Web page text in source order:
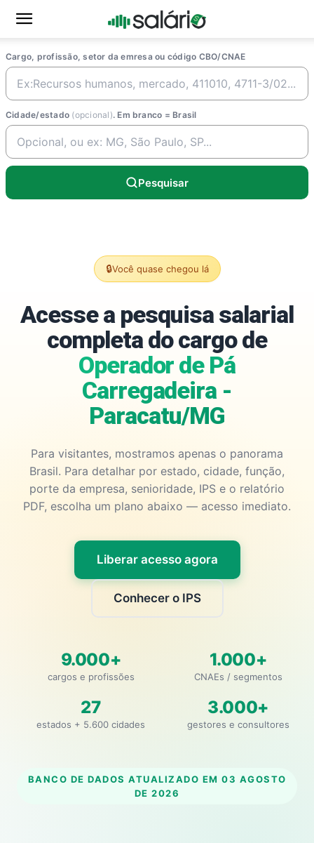
Cargo, profissão, setor da emresa ou código CBO/CNAE
Cidade/estado (opcional). Em branco = Brasil
Pesquisar
🔒Você quase chegou lá
Acesse a pesquisa salarial
completa do cargo de
Operador de Pá
Carregadeira -
Paracatu/MG
Para visitantes, mostramos apenas o panorama
Brasil. Para detalhar por estado, cidade, função,
porte da empresa, senioridade, IPS e o relatório
PDF, escolha um plano abaixo — acesso imediato.
Liberar acesso agora
Conhecer o IPS
9.000+
cargos e profissões
1.000+
CNAEs / segmentos
27
estados + 5.600 cidades
3.000+
gestores e consultores
BANCO DE DADOS ATUALIZADO EM 03 AGOSTO
DE 2026